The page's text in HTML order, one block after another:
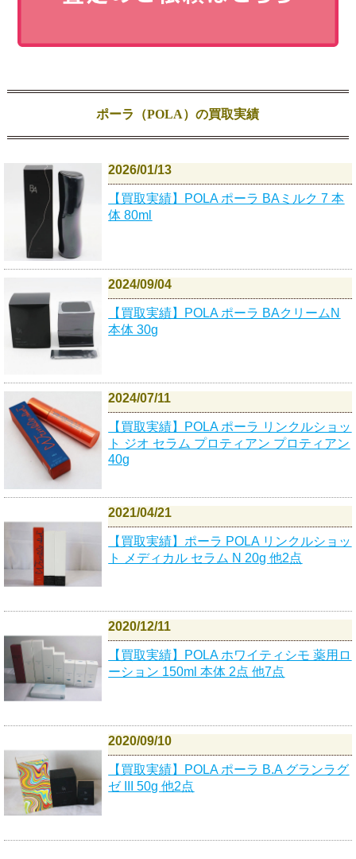
ポーラ（POLA）の買取実績
2026/01/13
【買取実績】POLA ポーラ BAミルク 7 本
体 80ml
2024/09/04
【買取実績】POLA ポーラ BAクリームN
本体 30g
2024/07/11
【買取実績】POLA ポーラ リンクルショッ
ト ジオ セラム プロティアン プロティアン
40g
2021/04/21
【買取実績】ポーラ POLA リンクルショッ
ト メディカル セラム N 20g 他2点
2020/12/11
【買取実績】POLA ホワイティシモ 薬用ロ
ーション 150ml 本体 2点 他7点
2020/09/10
【買取実績】POLA ポーラ B.A グランラグ
ゼ III 50g 他2点